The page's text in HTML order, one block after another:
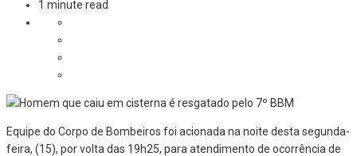
1 minute read
Equipe do Corpo de Bombeiros foi acionada na noite desta segunda-
feira, (15), por volta das 19h25, para atendimento de ocorrência de